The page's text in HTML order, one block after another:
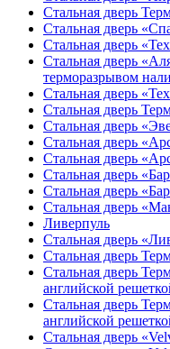
Стальная дверь
Стальная дверь
Стальная дверь
Стальная дверь
терморазрывом
Стальная дверь
Стальная дверь
Стальная дверь
Стальная дверь
Стальная дверь
Стальная дверь
Стальная дверь
Стальная дверь
Ливерпуль
Стальная дверь
Стальная дверь
Стальная дверь
английской
Стальная дверь
английской
Стальная дверь